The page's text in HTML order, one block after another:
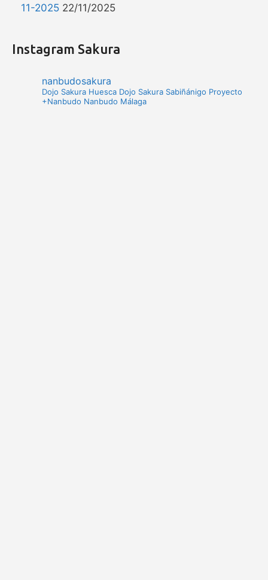
11-2025 22/11/2025
Instagram Sakura
nanbudosakura
Dojo Sakura Huesca Dojo Sakura Sabiñánigo Proyecto
+Nanbudo Nanbudo Málaga